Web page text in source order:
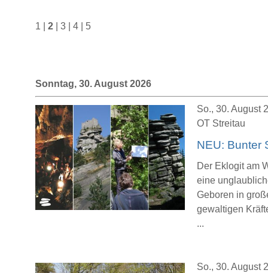
1 2 3 4 5
Sonntag, 30. August 2026
So., 30. August
OT Streitau
NEU: Bunter
Der Eklogit am
eine
Geboren in
gewaltigen
...
So., 30. August